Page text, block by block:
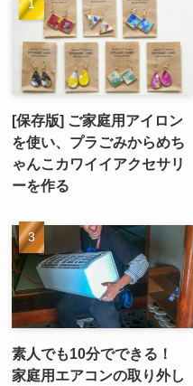
[保存版] ご家庭用アイロン
を使い、プラごみからめち
ゃんこカワイイアクセサリ
ーを作る
素人でも10分でできる！
家庭用エアコンの取り外し